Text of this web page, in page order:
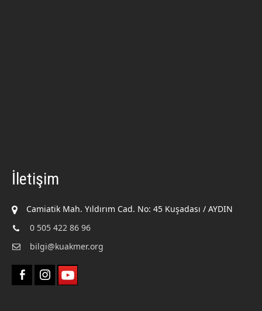
İletişim
Camiatik Mah. Yıldırım Cad. No: 45 Kuşadası / AYDIN
0 505 422 86 96
bilgi@kuakmer.org